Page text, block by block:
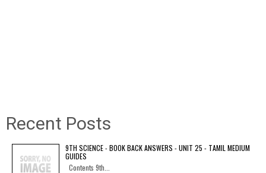
Recent Posts
9TH SCIENCE - BOOK BACK ANSWERS - UNIT 25 - TAMIL MEDIUM
GUIDES
Contents 9th...